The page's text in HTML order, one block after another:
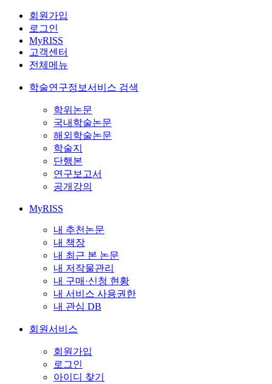
회원가입
로그인
MyRISS
고객센터
전체메뉴
학술연구정보서비스 검색
학위논문
국내학술논문
해외학술논문
학술지
단행본
연구보고서
공개강의
MyRISS
내 추천논문
내 책장
내 최근 본 논문
내 저작물관리
내 구매·신청 현황
내 서비스 사용권한
내 관심 DB
회원서비스
회원가입
로그인
아이디 찾기